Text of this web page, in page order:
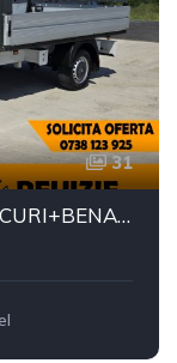
31
OPEL NEW MOVANO DOKA 7 LOCURI+BENA L=3.20m